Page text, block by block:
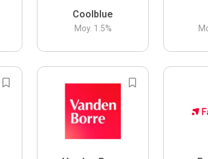
Coolblue
Moy. 1.5%